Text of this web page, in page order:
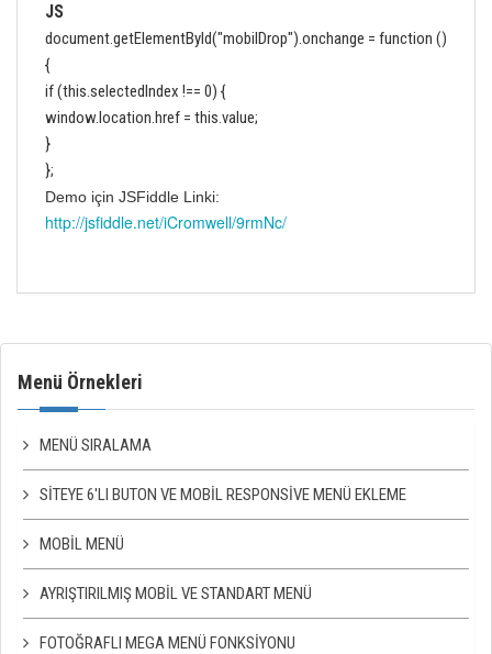
JS
document.getElementById("mobilDrop").onchange = function ()
{
if (this.selectedIndex !== 0) {
window.location.href = this.value;
}
};
Demo için JSFiddle Linki:
http://jsfiddle.net/iCromwell/9rmNc/
Menü Örnekleri
MENÜ SIRALAMA
SITEYE 6'LI BUTON VE MOBIL RESPONSIVE MENÜ EKLEME
MOBIL MENÜ
AYRIŞTIRILMIŞ MOBIL VE STANDART MENÜ
FOTOĞRAFLI MEGA MENÜ FONKSIYONU